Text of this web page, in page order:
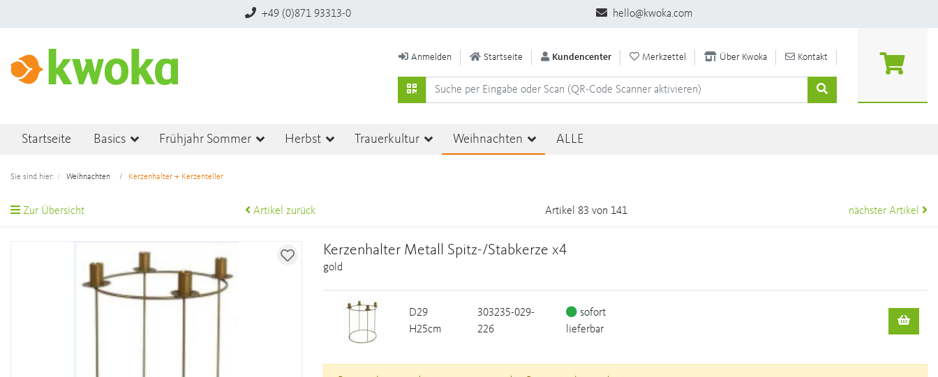
+49 (0)871 93313-0 hello@kwoka.com
Anmelden Startseite Kundencenter Merkzettel Über Kwoka Kontakt
Startseite Basics Frühjahr Sommer Herbst Trauerkultur Weihnachten ALLE
Sie sind hier: Weihnachten Kerzenhalter + Kerzenteller
Zur Übersicht Artikel zurück Artikel 83 von 141 nächster Artikel
Kerzenhalter Metall Spitz-/Stabkerze x4
gold
D29
H25cm
303235-029-
226
sofort
lieferbar